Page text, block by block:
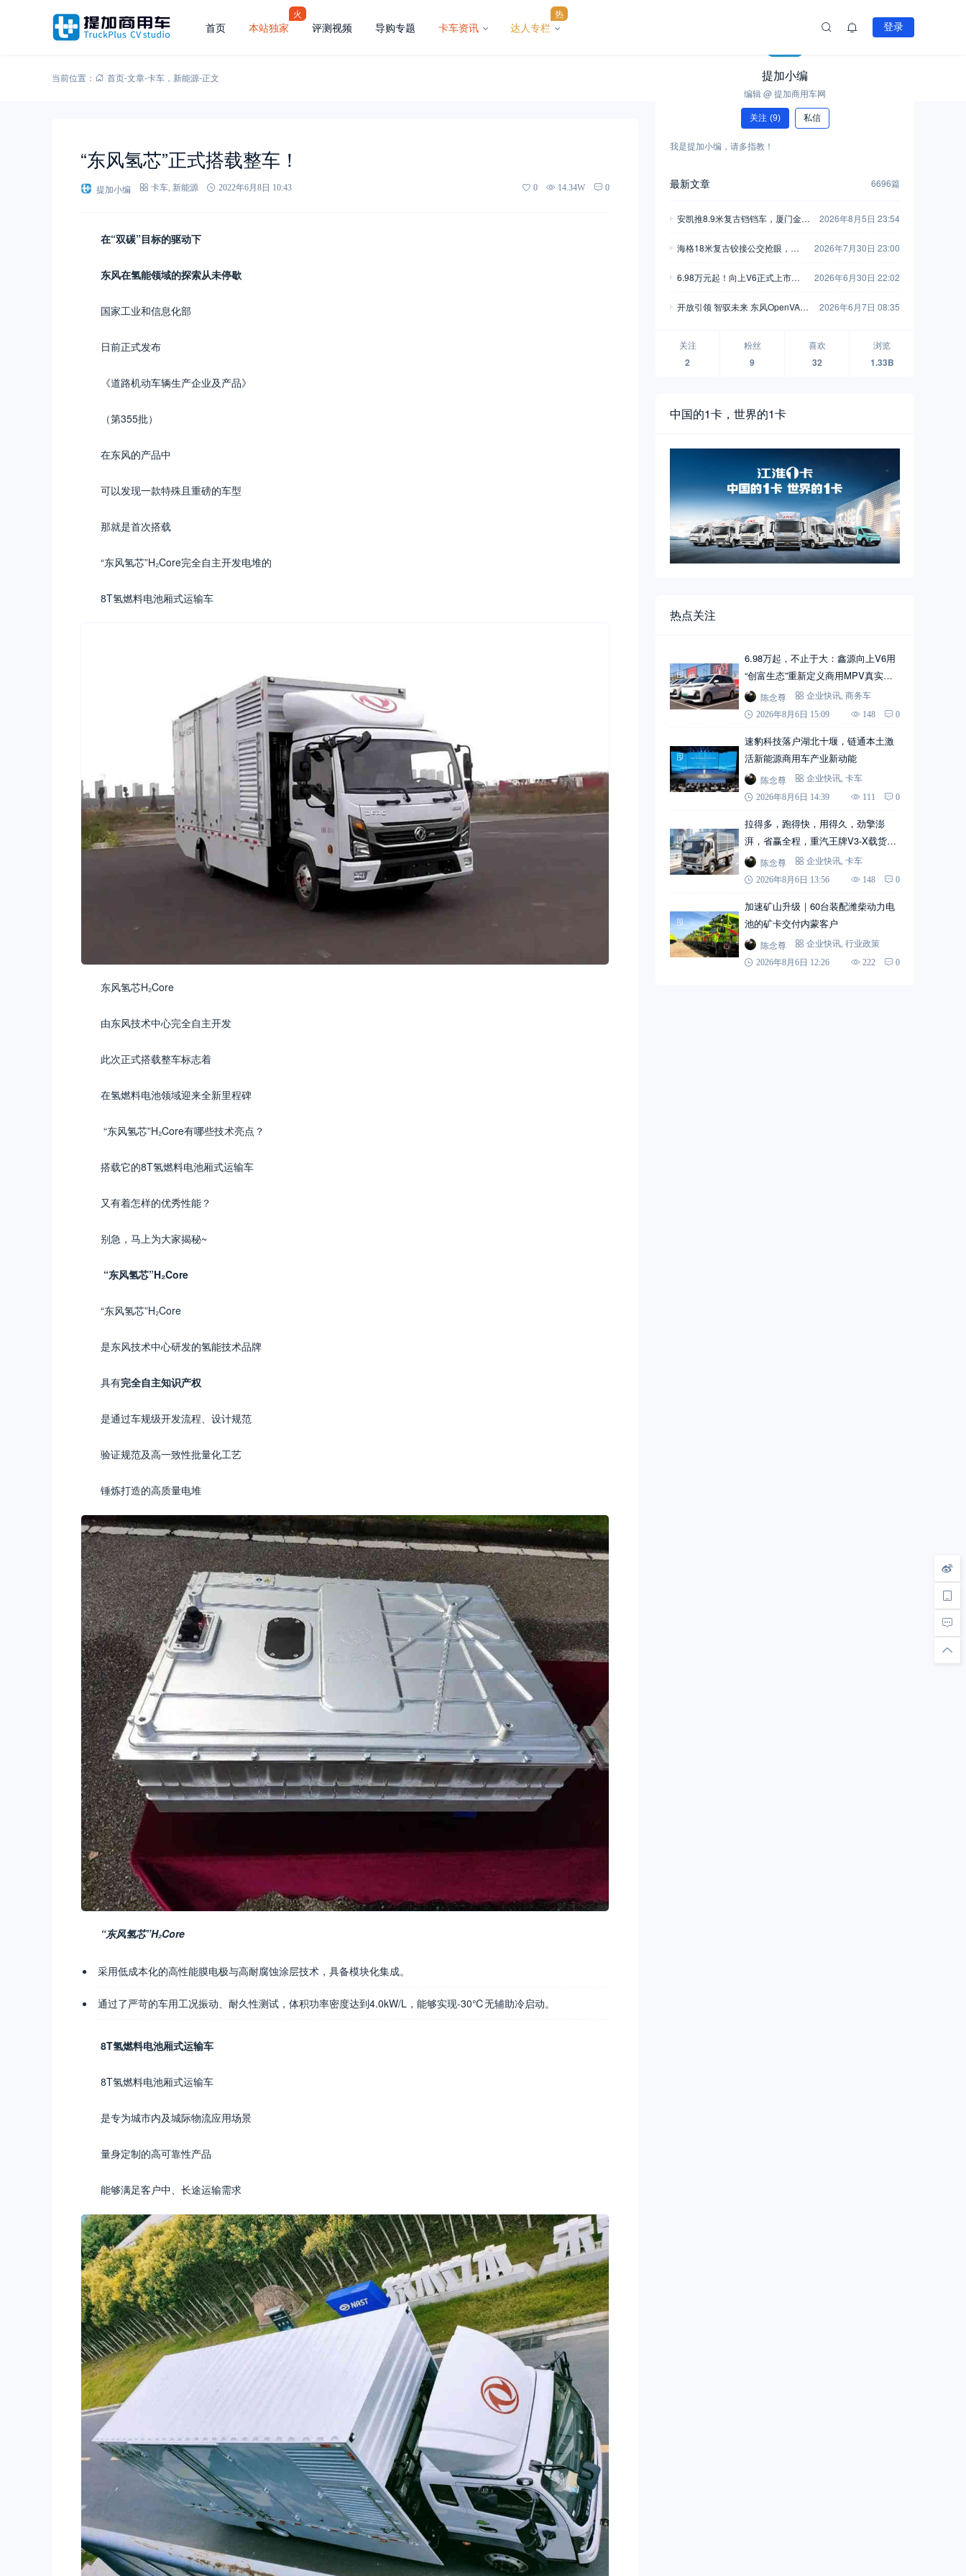
首页 本站独家
火
评测视频 导购专题 卡车资讯 达人专栏
热
登录
当前位置： 首页-文章-卡车 ， 新能源-正文
“东风氢芯”正式搭载整车！
提加小编 卡车 新能源 2022年6月8日 10:43 0 14.34W 0
在“双碳”目标的驱动下
东风在氢能领域的探索从未停歇
国家工业和信息化部
日前正式发布
《道路机动车辆生产企业及产品》
（第355批）
在东风的产品中
可以发现一款特殊且重磅的车型
那就是首次搭载
“东风氢芯”H₂Core完全自主开发电堆的
8T氢燃料电池厢式运输车
东风氢芯H₂Core
由东风技术中心完全自主开发
此次正式搭载整车标志着
在氢燃料电池领域迎来全新里程碑
“东风氢芯”H₂Core有哪些技术亮点？
搭载它的8T氢燃料电池厢式运输车
又有着怎样的优秀性能？
别急，马上为大家揭秘~
“东风氢芯”H₂Core
“东风氢芯”H₂Core
是东风技术中心研发的氢能技术品牌
具有完全自主知识产权
是通过车规级开发流程、设计规范
验证规范及高一致性批量化工艺
锤炼打造的高质量电堆
“东风氢芯”H₂Core
采用低成本化的高性能膜电极与高耐腐蚀涂层技术，具备模块化集成。
通过了严苛的车用工况振动、耐久性测试，体积功率密度达到4.0kW/L，能够实现-30℃无辅助冷启动。
8T氢燃料电池厢式运输车
8T氢燃料电池厢式运输车
是专为城市内及城际物流应用场景
量身定制的高可靠性产品
能够满足客户中、长途运输需求
提加小编
编辑 @ 提加商用车网
关注 (9) 私信
我是提加小编，请多指教！
最新文章 6696篇
安凯推8.9米复古铛铛车，厦门金龙
9批新产品公示之M类客车篇（中）
2026年8月5日 23:54
海格18米复古铰接公交抢眼，大
8-409批新产品公示之M类客车篇
2026年7月30日 23:00
6.98万元起！向上V6正式上市，
新标杆
2026年6月30日 22:02
开放引领 智驭未来 东风OpenVAN
2026年6月7日 08:35
关注
2
粉丝
9
喜欢
32
浏览
1.33B
中国的1卡，世界的1卡
热点关注
6.98万起，不止于大：鑫源向上V6用
“创富生态”重新定义商用MPV真实价
值 陈念尊 企业快讯 商务车
2026年8月6日 15:09
148 0
速豹科技落户湖北十堰，链通本土激
活新能源商用车产业新动能
陈念尊 企业快讯 卡车
2026年8月6日 14:39
111 0
拉得多，跑得快，用得久，劲擎澎
湃，省赢全程，重汽王牌V3-X载货
车！陈念尊 企业快讯 卡车
2026年8月6日 13:56
148 0
加速矿山升级｜60台装配潍柴动力电
池的矿卡交付内蒙客户
陈念尊 企业快讯 行业政策
2026年8月6日 12:26
222 0